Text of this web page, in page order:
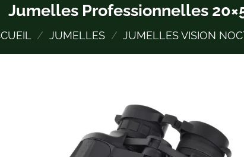
Jumelles Professionnelles
/ JUMELLES / JUMELLES VISION